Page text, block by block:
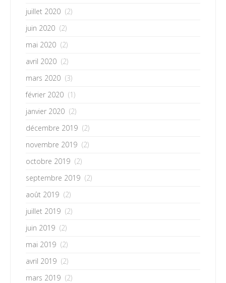
juillet 2020 (2)
juin 2020 (2)
mai 2020 (2)
avril 2020 (2)
mars 2020 (3)
février 2020 (1)
janvier 2020 (2)
décembre 2019 (2)
novembre 2019 (2)
octobre 2019 (2)
septembre 2019 (2)
août 2019 (2)
juillet 2019 (2)
juin 2019 (2)
mai 2019 (2)
avril 2019 (2)
mars 2019 (2)